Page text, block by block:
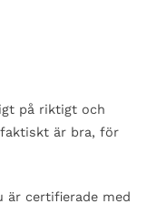
på riktigt och
är bra, för
är certifierade med